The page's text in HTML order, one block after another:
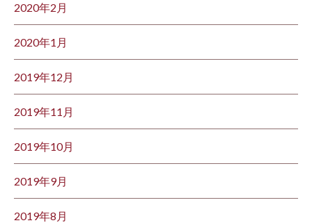
2020年2月
2020年1月
2019年12月
2019年11月
2019年10月
2019年9月
2019年8月